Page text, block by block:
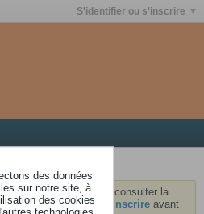
S'identifier ou s'inscrire
nous vous invitons à consulter la
. Vous devrez vous inscrire avant
des données
sur notre site, à
des cookies
technologies,